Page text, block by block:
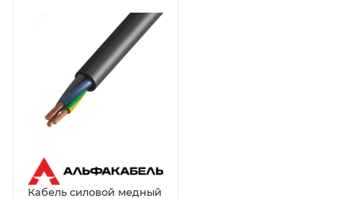
Кабель силовой медный